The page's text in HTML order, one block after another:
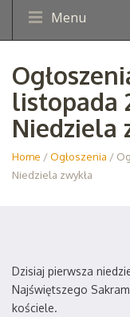
Menu
listopada
Niedziela
Home /Ogłoszenia /
Niedziela zwykła
Dzisiaj pierwsza
Najświętszego
kościele.